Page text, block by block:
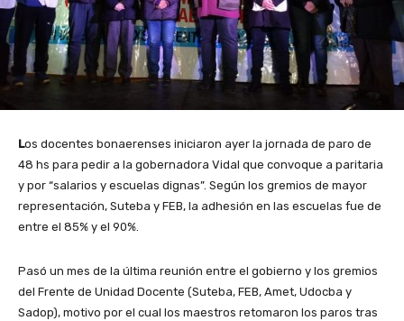
Los docentes bonaerenses iniciaron ayer la jornada de paro de
48 hs para pedir a la gobernadora Vidal que convoque a paritaria
y por “salarios y escuelas dignas”. Según los gremios de mayor
representación, Suteba y FEB, la adhesión en las escuelas fue de
entre el 85% y el 90%.
Pasó un mes de la última reunión entre el gobierno y los gremios
del Frente de Unidad Docente (Suteba, FEB, Amet, Udocba y
Sadop), motivo por el cual los maestros retomaron los paros tras